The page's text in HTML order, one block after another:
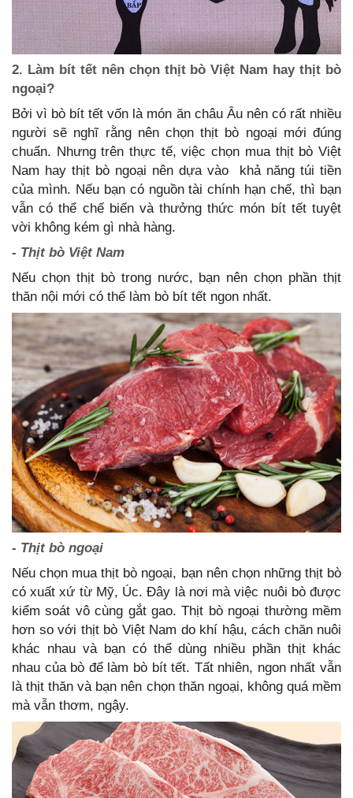
2. Làm bít tết nên chọn thịt bò Việt Nam hay thịt bò
ngoại?
Bởi vì bò bít tết vốn là món ăn châu Âu nên có rất nhiều
người sẽ nghĩ rằng nên chọn thịt bò ngoại mới đúng
chuẩn. Nhưng trên thực tế, việc chọn mua thịt bò Việt
Nam hay thịt bò ngoại nên dựa vào khả năng túi tiền
của mình. Nếu bạn có nguồn tài chính hạn chế, thì bạn
vẫn có thể chế biến và thưởng thức món bít tết tuyệt
vời không kém gì nhà hàng.
- Thịt bò Việt Nam
Nếu chọn thịt bò trong nước, bạn nên chọn phần thịt
thăn nội mới có thể làm bò bít tết ngon nhất.
- Thịt bò ngoại
Nếu chọn mua thịt bò ngoại, bạn nên chọn những thịt bò
có xuất xứ từ Mỹ, Úc. Đây là nơi mà việc nuôi bò được
kiểm soát vô cùng gắt gao. Thịt bò ngoại thường mềm
hơn so với thịt bò Việt Nam do khí hậu, cách chăn nuôi
khác nhau và bạn có thể dùng nhiều phần thịt khác
nhau của bò để làm bò bít tết. Tất nhiên, ngon nhất vẫn
là thịt thăn và bạn nên chọn thăn ngoại, không quá mềm
mà vẫn thơm, ngậy.